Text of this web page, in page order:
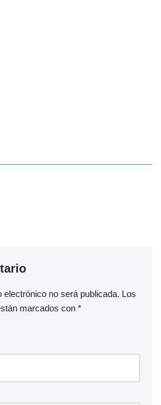
electrónico no será publicada. Los
marcados con *